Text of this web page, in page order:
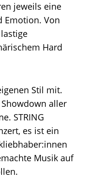
jeweils eine
Emotion. Von
Hard
Stil mit.
aller
STRING
es ist ein
Musik auf